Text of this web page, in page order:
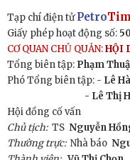
Tạp chí điện tửPetro
Giấy phép hoạt động số:
CƠ QUAN CHỦ QUẢN:HỘI
Tổng biên tập: Phạm
Phó Tổng biên tập: - Lê
- Lê Thị
Hội đồng cố vấn
Chủ tịch:TS Nguyễn
Thường trực: Nhà báo